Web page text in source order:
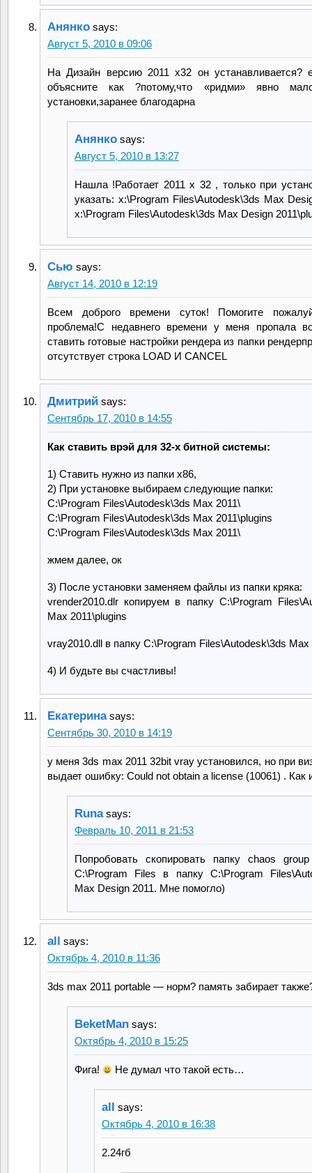
Анянко says:
Август 5, 2010 в 09:06
На Дизайн версию 2011 х32 он устанавливается?
объясните как ?потому,что «ридми» явно
установки,заранее благодарна
Анянко says:
Август 5, 2010 в 13:27
Нашла !Работает 2011 х 32 , только при
указать: х:\Program Files\Autodesk\3ds Max
х:\Program Files\Autodesk\3ds Max Design
Сью says:
Август 14, 2010 в 12:19
Всем доброго времени суток! Помогите
проблема!С недавнего времени у меня пропала
ставить готовые настройки рендера из папки
отсутствует строка LOAD И CANCEL
Дмитрий says:
Сентябрь 17, 2010 в 14:55
Как ставить врэй для 32-х битной системы:
1) Ставить нужно из папки х86,
2) При установке выбираем следующие папки:
C:\Program Files\Autodesk\3ds Max 2011\
C:\Program Files\Autodesk\3ds Max 2011\plugins
C:\Program Files\Autodesk\3ds Max 2011\
жмем далее, ок
3) После установки заменяем файлы из папки кряка:
vrender2010.dlr копируем в папку C:\Program
Max 2011\plugins
vray2010.dll в папку C:\Program Files\Autodesk\3ds Max
4) И будьте вы счастливы!
Екатерина says:
Сентябрь 30, 2010 в 14:19
у меня 3ds max 2011 32bit vray установился, но при
выдает ошибку: Could not obtain a license (10061) . Как
Runa says:
Февраль 10, 2011 в 21:53
Попробовать скопировать папку chaos
C:\Program Files в папку C:\Program
Max Design 2011. Мне помогло)
all says:
Октябрь 4, 2010 в 11:36
3ds max 2011 portable — норм? память забирает
BeketMan says:
Октябрь 4, 2010 в 15:25
Фига! Не думал что такой есть…
all says:
Октябрь 4, 2010 в 16:38
2.24гб